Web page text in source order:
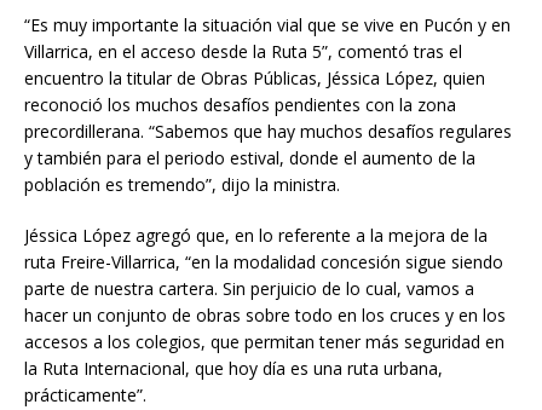
“Es muy importante la situación vial que se vive en Pucón y en
Villarrica, en el acceso desde la Ruta 5”, comentó tras el
encuentro la titular de Obras Públicas, Jéssica López, quien
reconoció los muchos desafíos pendientes con la zona
precordillerana. “Sabemos que hay muchos desafíos regulares
y también para el periodo estival, donde el aumento de la
población es tremendo”, dijo la ministra.
Jéssica López agregó que, en lo referente a la mejora de la
ruta Freire-Villarrica, “en la modalidad concesión sigue siendo
parte de nuestra cartera. Sin perjuicio de lo cual, vamos a
hacer un conjunto de obras sobre todo en los cruces y en los
accesos a los colegios, que permitan tener más seguridad en
la Ruta Internacional, que hoy día es una ruta urbana,
prácticamente”.